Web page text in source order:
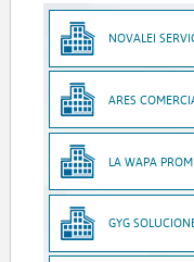
NOVALEI
ARES
LA WAPA
GYG